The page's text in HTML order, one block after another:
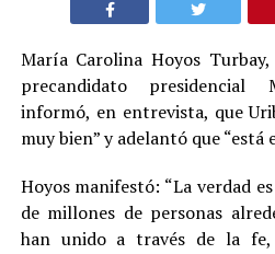
María Carolina Hoyos
precandidato presidencial
informó, en entrevista, que
muy bien” y adelantó que “está
Hoyos manifestó: “La verdad
de millones de personas
han unido a través de la fe,